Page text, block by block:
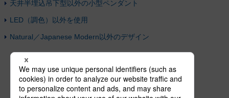
天井半埋込吊下型以外の小型ペンダント
LED（調色）以外を使用
Natural／Japanese Modern以外のデザイン